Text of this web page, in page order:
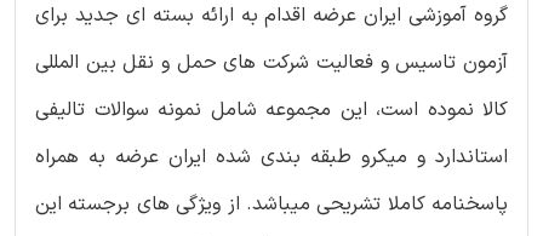
گروه آموزشی ایران عرضه اقدام به ارائه بسته ای جدید برای
آزمون تاسیس و فعالیت شرکت های حمل و نقل بین المللی
کالا نموده است، این مجموعه شامل نمونه سوالات تالیفی
استاندارد و میکرو طبقه بندی شده ایران عرضه به همراه
پاسخنامه کاملا تشریحی میباشد. از ویژگی های برجسته این